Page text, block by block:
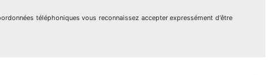
téléphoniques vous reconnaissez accepter expressément d'être